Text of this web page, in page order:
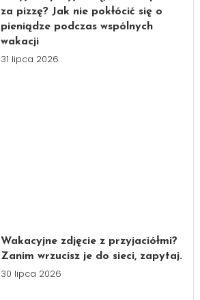
za pizzę? Jak nie pokłócić się o
pieniądze podczas wspólnych
wakacji
31 lipca 2026
Wakacyjne zdjęcie z przyjaciółmi?
Zanim wrzucisz je do sieci, zapytaj.
30 lipca 2026